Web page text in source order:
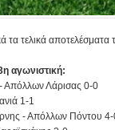
τα τελικά
αγωνιστική:
Απόλλων Λάρισας 0-0
1-1
- Απόλλων Πόντου